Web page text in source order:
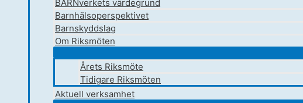
BARNverkets värdegrund
Barnhälsoperspektivet
Barnskyddslag
Om Riksmöten
Årets Riksmöte
Tidigare Riksmöten
Aktuell verksamhet